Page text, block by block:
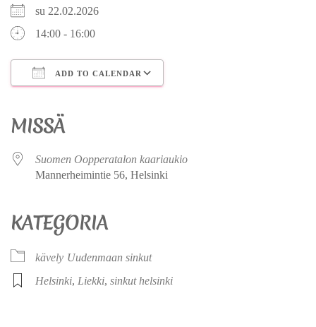
su 22.02.2026
14:00 - 16:00
ADD TO CALENDAR
MISSÄ
Suomen Oopperatalon kaariaukio
Mannerheimintie 56, Helsinki
KATEGORIA
kävely Uudenmaan sinkut
Helsinki, Liekki, sinkut helsinki